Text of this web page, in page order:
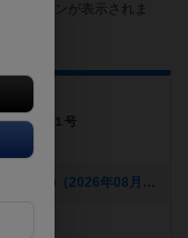
むボタンが表示されま
ビル４０１号
[NEW] 福岡・博多でボードゲーム婚活開催！8月29日㈰（2026年08月05日 16時55分）